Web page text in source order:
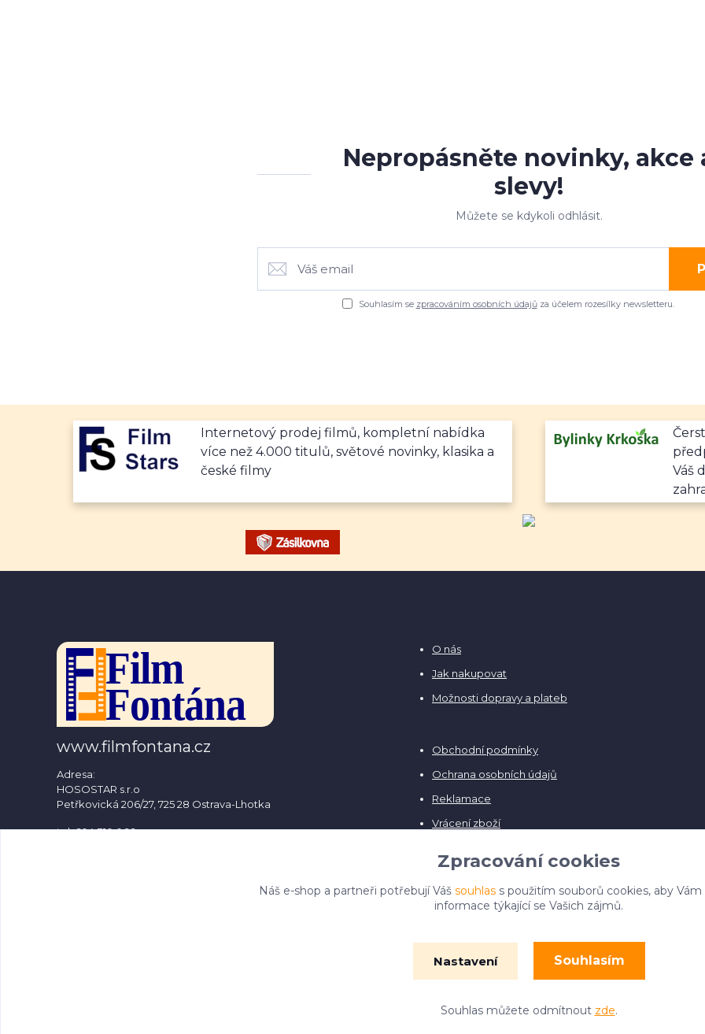
Nepropásněte novinky, akce
slevy!
Můžete se kdykoli odhlásit.
Souhlasím se zpracováním osobních údajůza účelem rozesílky newsletteru.
Internetový prodej filmů, kompletní nabídka
více než 4.000 titulů, světové novinky, klasika a
české filmy
Váš
www.filmfontana.cz
Adresa:
HOSOSTAR s.r.o
Petřkovická 206/27, 725 28 Ostrava-Lhotka
tel: 604 310 066
O nás
Jak nakupovat
Možnosti dopravy a plateb
Obchodní podmínky
Ochrana osobních údajů
Reklamace
Vrácení zboží
Zpracování cookies
Náš e-shop a partneři potřebují Váš souhlass použitím souborů cookies, aby
informace týkající se Vašich zájmů.
Nastavení Souhlasím
Souhlas můžete odmítnout zde.